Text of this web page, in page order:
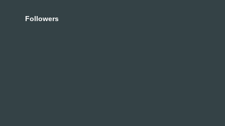
Followers